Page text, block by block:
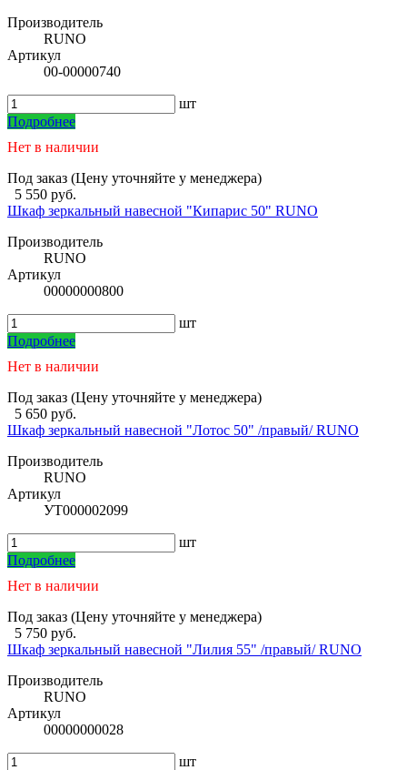
Производитель
RUNO
Артикул
00-00000740
шт
Подробнее
Нет в наличии
Под заказ (Цену уточняйте у менеджера)
5 550 руб.
Шкаф зеркальный навесной "Кипарис 50" RUNO
Производитель
RUNO
Артикул
00000000800
шт
Подробнее
Нет в наличии
Под заказ (Цену уточняйте у менеджера)
5 650 руб.
Шкаф зеркальный навесной "Лотос 50" /правый/ RUNO
Производитель
RUNO
Артикул
УТ000002099
шт
Подробнее
Нет в наличии
Под заказ (Цену уточняйте у менеджера)
5 750 руб.
Шкаф зеркальный навесной "Лилия 55" /правый/ RUNO
Производитель
RUNO
Артикул
00000000028
шт